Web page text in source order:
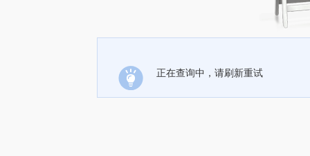
正在查询中，请刷新重试